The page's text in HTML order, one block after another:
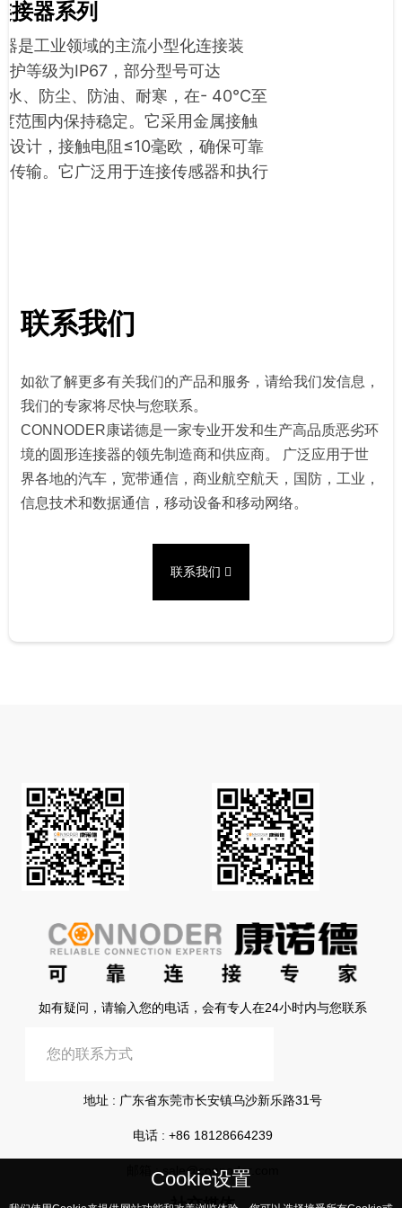
Cookie设置
接器系列
是工业领域的主流小型化连接装
护等级为IP67，部分型号可达
水、防尘、防油、耐寒，在- 40°C至
范围内保持稳定。它采用金属接触
设计，接触电阻≤10毫欧，确保可靠
传输。它广泛用于连接传感器和执行
联系我们
如欲了解更多有关我们的产品和服务，请给我们发信息，
我们的专家将尽快与您联系。
CONNODER康诺德是一家专业开发和生产高品质恶劣环
境的圆形连接器的领先制造商和供应商。 广泛应用于世
界各地的汽车，宽带通信，商业航空航天，国防，工业，
信息技术和数据通信，移动设备和移动网络。
联系我们
如有疑问，请输入您的电话，会有专人在24小时内与您联系
地址 : 广东省东莞市长安镇乌沙新乐路31号
电话 : +86 18128664239
邮箱 :sale@connoder.com
社交媒体